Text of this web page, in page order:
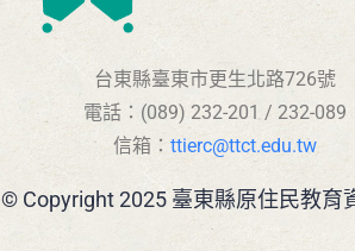
台東縣臺東市更生北路726號
電話：(089) 232-201 / 232-089
信箱：ttierc@ttct.edu.tw
© Copyright 2025 臺東縣原住民教育